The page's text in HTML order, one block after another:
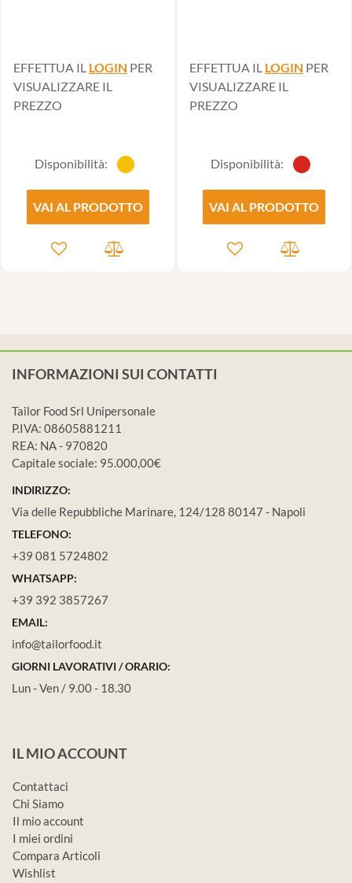
EFFETTUA IL LOGIN PER
VISUALIZZARE IL
PREZZO
Disponibilità:
VAI AL PRODOTTO
EFFETTUA IL LOGIN PER
VISUALIZZARE IL
PREZZO
Disponibilità:
VAI AL PRODOTTO
INFORMAZIONI SUI CONTATTI
Tailor Food Srl Unipersonale
P.IVA: 08605881211
REA: NA - 970820
Capitale sociale: 95.000,00€
INDIRIZZO:
Via delle Repubbliche Marinare, 124/128 80147 - Napoli
TELEFONO:
+39 081 5724802
WHATSAPP:
+39 392 3857267
EMAIL:
info@tailorfood.it
GIORNI LAVORATIVI / ORARIO:
Lun - Ven / 9.00 - 18.30
IL MIO ACCOUNT
Contattaci
Chi Siamo
Il mio account
I miei ordini
Compara Articoli
Wishlist